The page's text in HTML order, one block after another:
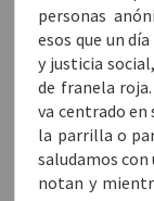
personas
esos que un
y justicia
de franela
va centrado en
la parrilla o
saludamos con
notan y